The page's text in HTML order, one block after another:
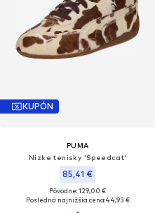
KUPÓN
PUMA
Nízke tenisky 'Speedcat'
85,41 €
Pôvodne: 129,00 €
Posledná najnižšia cena:44,93 €